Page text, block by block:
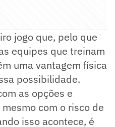
jogo que, pelo que
equipes que treinam
uma vantagem física
possibilidade.
as opções e
com o risco de
isso acontece, é